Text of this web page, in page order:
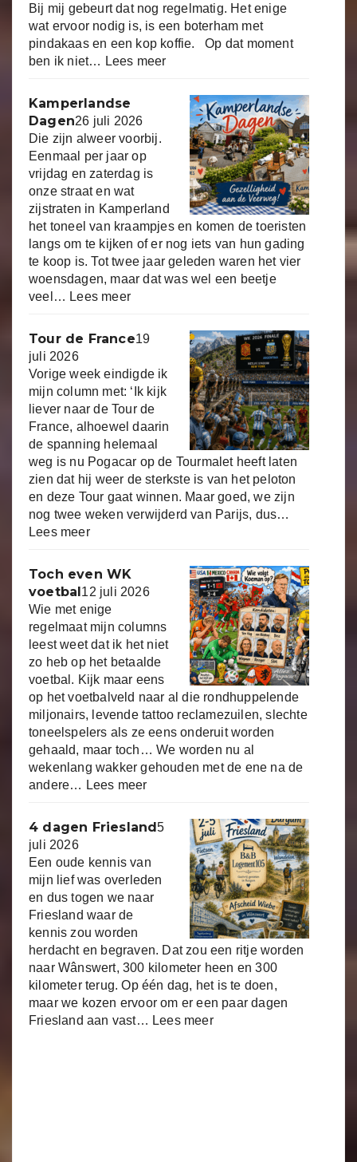
Bij mij gebeurt dat nog regelmatig. Het enige
wat ervoor nodig is, is een boterham met
pindakaas en een kop koffie. Op dat moment
ben ik niet… Lees meer
Kamperlandse
Dagen26 juli 2026
Die zijn alweer voorbij.
Eenmaal per jaar op
vrijdag en zaterdag is
onze straat en wat
zijstraten in Kamperland
het toneel van kraampjes en komen de toeristen
langs om te kijken of er nog iets van hun gading
te koop is. Tot twee jaar geleden waren het vier
woensdagen, maar dat was wel een beetje
veel… Lees meer
Tour de France19
juli 2026
Vorige week eindigde ik
mijn column met: ‘Ik kijk
liever naar de Tour de
France, alhoewel daarin
de spanning helemaal
weg is nu Pogacar op de Tourmalet heeft laten
zien dat hij weer de sterkste is van het peloton
en deze Tour gaat winnen. Maar goed, we zijn
nog twee weken verwijderd van Parijs, dus…
Lees meer
Toch even WK
voetbal12 juli 2026
Wie met enige
regelmaat mijn columns
leest weet dat ik het niet
zo heb op het betaalde
voetbal. Kijk maar eens
op het voetbalveld naar al die rondhuppelende
miljonairs, levende tattoo reclamezuilen, slechte
toneelspelers als ze eens onderuit worden
gehaald, maar toch… We worden nu al
wekenlang wakker gehouden met de ene na de
andere… Lees meer
4 dagen Friesland5
juli 2026
Een oude kennis van
mijn lief was overleden
en dus togen we naar
Friesland waar de
kennis zou worden
herdacht en begraven. Dat zou een ritje worden
naar Wânswert, 300 kilometer heen en 300
kilometer terug. Op één dag, het is te doen,
maar we kozen ervoor om er een paar dagen
Friesland aan vast… Lees meer